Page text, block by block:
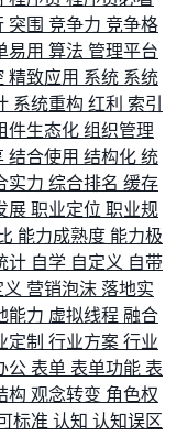
突围 竞争力 竞争格
易用 算法 管理平台
精致应用 系统 系统
系统重构 红利 索引
件生态化 组织管理
结合使用 结构化 统
实力 综合排名 缓存
展 职业定位 职业规
能力成熟度 能力极
计 自学 自定义 自带
营销泡沫 落地实
能力 虚拟线程 融合
定制 行业方案 行业
公 表单 表单功能 表
构 观念转变 角色权
标准 认知 认知误区